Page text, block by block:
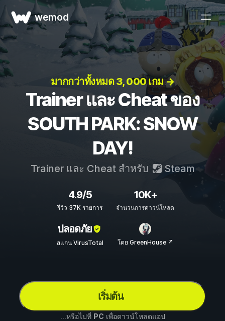
wemod
มากกว่าทั้งหมด 3, 000 เกม →
Trainer และ Cheat ของ
SOUTH PARK: SNOW
DAY!
Trainer และ Cheat สำหรับ Steam
4.9/5
รีวิว 37K รายการ
10K+
จำนวนการดาวน์โหลด
ปลอดภัย
สแกน VirusTotal โดย GreenHouse ↗
เริ่มต้น
...หรือไปที่ PC เพื่อดาวน์โหลดแอป